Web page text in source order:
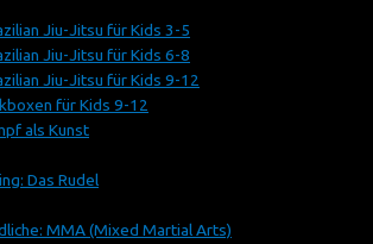
Jiu-Jitsu für Kids 3-5
Jiu-Jitsu für Kids 6-8
Jiu-Jitsu für Kids 9-12
für Kids 9-12
als Kunst
Das Rudel
MMA (Mixed Martial Arts)